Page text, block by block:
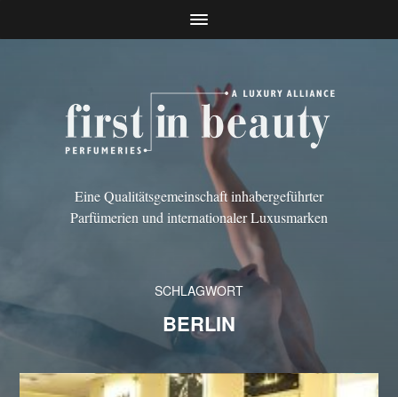
Eine Qualitätsgemeinschaft inhabergeführter
Parfümerien und internationaler Luxusmarken
SCHLAGWORT
BERLIN